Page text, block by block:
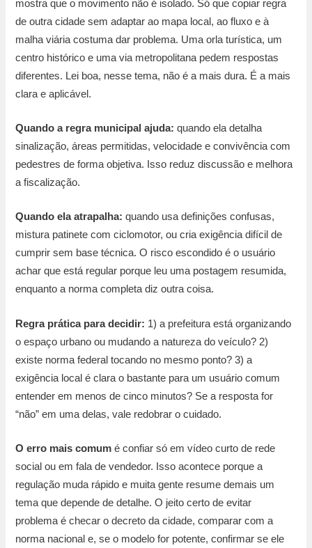
mostra que o movimento não é isolado. Só que copiar regra
de outra cidade sem adaptar ao mapa local, ao fluxo e à
malha viária costuma dar problema. Uma orla turística, um
centro histórico e uma via metropolitana pedem respostas
diferentes. Lei boa, nesse tema, não é a mais dura. É a mais
clara e aplicável.
Quando a regra municipal ajuda: quando ela detalha
sinalização, áreas permitidas, velocidade e convivência com
pedestres de forma objetiva. Isso reduz discussão e melhora
a fiscalização.
Quando ela atrapalha: quando usa definições confusas,
mistura patinete com ciclomotor, ou cria exigência difícil de
cumprir sem base técnica. O risco escondido é o usuário
achar que está regular porque leu uma postagem resumida,
enquanto a norma completa diz outra coisa.
Regra prática para decidir: 1) a prefeitura está organizando
o espaço urbano ou mudando a natureza do veículo? 2)
existe norma federal tocando no mesmo ponto? 3) a
exigência local é clara o bastante para um usuário comum
entender em menos de cinco minutos? Se a resposta for
“não” em uma delas, vale redobrar o cuidado.
O erro mais comum é confiar só em vídeo curto de rede
social ou em fala de vendedor. Isso acontece porque a
regulação muda rápido e muita gente resume demais um
tema que depende de detalhe. O jeito certo de evitar
problema é checar o decreto da cidade, comparar com a
norma nacional e, se o modelo for potente, confirmar se ele